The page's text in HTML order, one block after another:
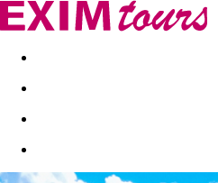
Akční nabídky Last minute